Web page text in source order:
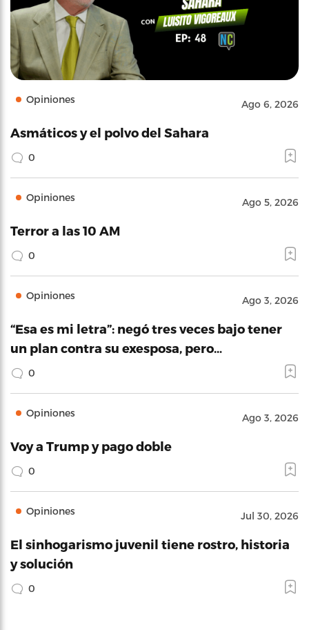
Opiniones Ago 6, 2026
Asmáticos y el polvo del Sahara
0
Opiniones Ago 5, 2026
Terror a las 10 AM
0
Opiniones Ago 3, 2026
“Esa es mi letra”: negó tres veces bajo tener
un plan contra su exesposa, pero…
0
Opiniones Ago 3, 2026
Voy a Trump y pago doble
0
Opiniones Jul 30, 2026
El sinhogarismo juvenil tiene rostro, historia
y solución
0